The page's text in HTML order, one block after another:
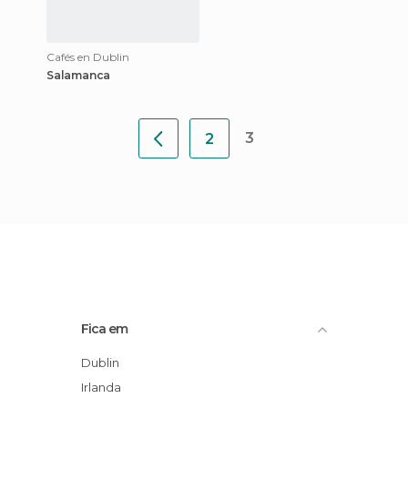
Cafés en Dublin
Salamanca
2 3
Fica em
Dublin
Irlanda